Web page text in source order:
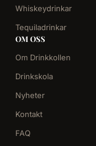
Whiskeydrinkar
Tequiladrinkar
OM OSS
Om Drinkkollen
Drinkskola
Nyheter
Kontakt
FAQ